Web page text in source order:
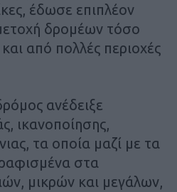
έδωσε επιπλέον
δρομέων τόσο
από πολλές περιοχές
ανέδειξε
ικανοποίησης,
τα οποία μαζί με τα
στα
μικρών και μεγάλων,